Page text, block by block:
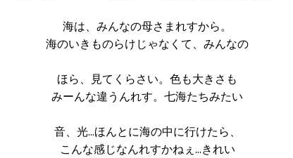
海は、みんなの母さまれすから。
海のいきものらけじゃなくて、みんなの
ほら、見てくらさい。色も大きさも
みーんな違うんれす。七海たちみたい
音、光…ほんとに海の中に行けたら、
こんな感じなんれすかねぇ…きれい